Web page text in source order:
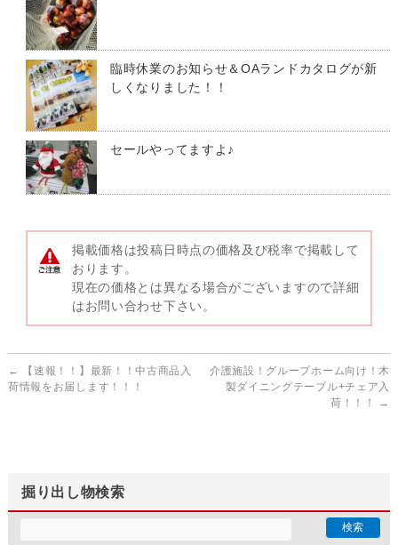
臨時休業のお知らせ＆OAランドカタログが新
しくなりました！！
セールやってますよ♪
掲載価格は投稿日時点の価格及び税率で掲載して
おります。
現在の価格とは異なる場合がございますので詳細
はお問い合わせ下さい。
←
【速報！！】最新！！中古商品入
荷情報をお届します！！！
介護施設！グループホーム向け！木
製ダイニングテーブル+チェア入
荷！！！
→
掘り出し物検索